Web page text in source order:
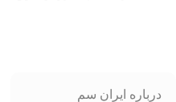
درباره ایران سم